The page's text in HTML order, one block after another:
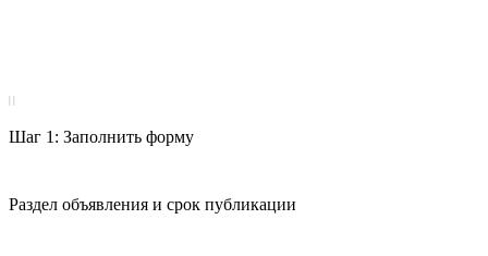
Шаг 1: Заполнить форму
Раздел объявления и срок публикации